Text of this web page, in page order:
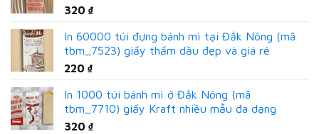
320 ₫
In 60000 túi đựng bánh mì tại Đắk Nông (mã
tbm_7523) giấy thấm dầu đẹp và giá rẻ
220 ₫
In 1000 túi bánh mì ở Đắk Nông (mã
tbm_7710) giấy Kraft nhiều mẫu đa dạng
320 ₫